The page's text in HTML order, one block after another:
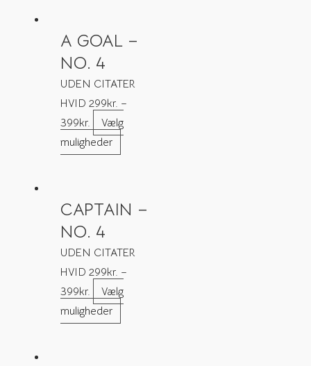
A GOAL –
NO. 4
UDEN CITATER
HVID 299kr. –
399kr.
Vælg
muligheder
CAPTAIN –
NO. 4
UDEN CITATER
HVID 299kr. –
399kr.
Vælg
muligheder